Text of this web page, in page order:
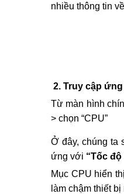
nhiều thông tin
2. Truy cập
Từ màn hình
> chọn “CPU”
Ở đây, chúng ta
ứng với “Tốc
Mục CPU hiển
làm chậm thiết